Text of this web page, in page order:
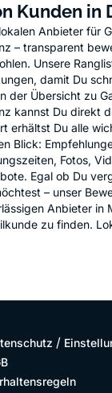
Kunden in
Anbieter für
– transparent
Unsere
damit Du
der Übersicht zu
kannst Du direkt
erhältst Du alle
Blick:
Fotos,
Egal ob Du
– unser
Anbieter in
zu finden.
/